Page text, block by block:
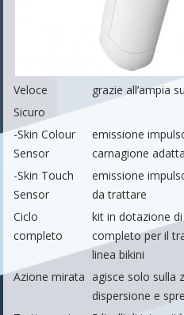
Veloce
grazie all’ampia
Sicuro
-Skin Colour
Sensor
emissione
carnagione adatta
-Skin Touch
Sensor
emissione
da trattare
Ciclo
completo
kit in dotazione
completo per il
linea bikini
Azione mirata agisce solo sulla
dispersione e